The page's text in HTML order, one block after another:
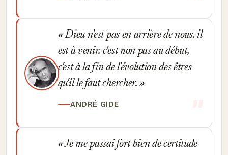
Dieu n'est pas en arrière de nous. il
est à venir. c'est non pas au début,
c'est à la fin de l'évolution des êtres
qu'il le faut chercher.
ANDRÉ GIDE
Je me passai fort bien de certitude